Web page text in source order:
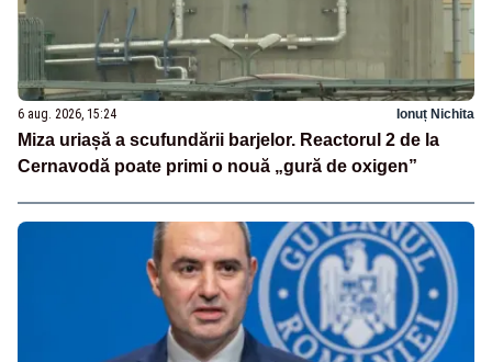
6 aug. 2026, 15:24 Ionuț Nichita
Miza uriașă a scufundării barjelor. Reactorul 2 de la
Cernavodă poate primi o nouă „gură de oxigen”